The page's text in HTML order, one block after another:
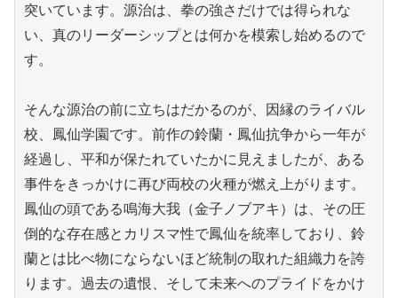
突いています。源治は、拳の強さだけでは得られな
い、真のリーダーシップとは何かを模索し始めるので
す。
そんな源治の前に立ちはだかるのが、因縁のライバル
校、鳳仙学園です。前作の鈴蘭・鳳仙抗争から一年が
経過し、平和が保たれていたかに見えましたが、ある
事件をきっかけに再び両校の火種が燃え上がります。
鳳仙の頭である鳴海大我（金子ノブアキ）は、その圧
倒的な存在感とカリスマ性で鳳仙を統率しており、鈴
蘭とは比べ物にならないほど統制の取れた組織力を誇
ります。過去の遺恨、そして未来へのプライドをかけ